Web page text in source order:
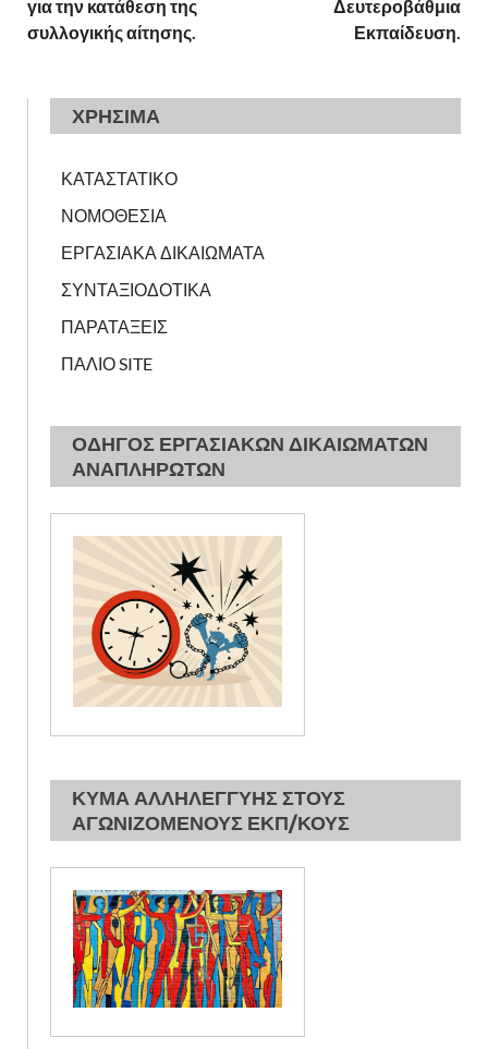
για την κατάθεση της
συλλογικής αίτησης.
Δευτεροβάθμια
Εκπαίδευση.
ΧΡΗΣΙΜΑ
ΚΑΤΑΣΤΑΤΙΚΟ
ΝΟΜΟΘΕΣΙΑ
ΕΡΓΑΣΙΑΚΑ ΔΙΚΑΙΩΜΑΤΑ
ΣΥΝΤΑΞΙΟΔΟΤΙΚΑ
ΠΑΡΑΤΑΞΕΙΣ
ΠΑΛΙΟ SITE
ΟΔΗΓΟΣ ΕΡΓΑΣΙΑΚΩΝ ΔΙΚΑΙΩΜΑΤΩΝ
ΑΝΑΠΛΗΡΩΤΩΝ
ΚΥΜΑ ΑΛΛΗΛΕΓΓΥΗΣ ΣΤΟΥΣ
ΑΓΩΝΙΖΟΜΕΝΟΥΣ ΕΚΠ/ΚΟΥΣ